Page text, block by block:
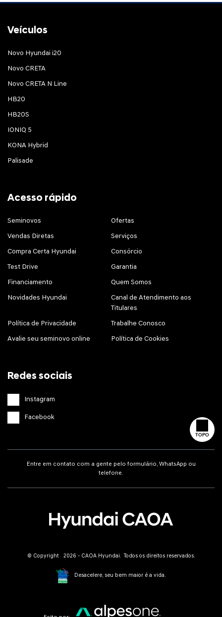
TOPO
Veículos
Novo Hyundai i20
Novo CRETA
Novo CRETA N Line
HB20
HB20S
IONIQ 5
KONA Hybrid
Palisade
Acesso rápido
Seminovos Ofertas
Vendas Diretas Serviços
Compra Certa Hyundai Consórcio
Test Drive Garantia
Financiamento Quem Somos
Novidades Hyundai
Canal de Atendimento aos
Titulares
Política de Privacidade Trabalhe Conosco
Avalie seu seminovo online Política de Cookies
Redes sociais
Instagram
Facebook
Entre em contato com a gente pelo formulário, WhatsApp ou
telefone.
© Copyright 2026 - CAOA Hyundai. Todos os direitos reservados.
Desacelere, seu bem maior é a vida.